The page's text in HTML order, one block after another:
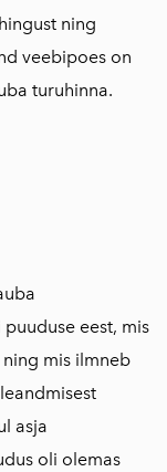
ning
veebipoes on
turuhinna.
eest, mis
mis ilmneb
asja
oli olemas